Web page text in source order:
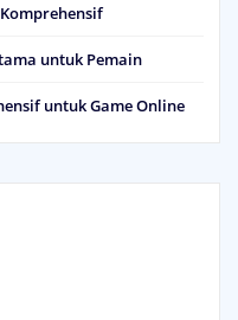
untuk Pemain
untuk Game Online